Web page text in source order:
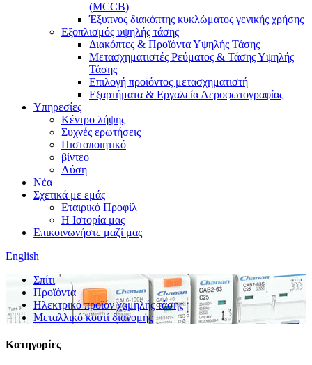
(MCCB)
Έξυπνος διακόπτης κυκλώματος γενικής χρήσης
Εξοπλισμός υψηλής τάσης
Διακόπτες & Προϊόντα Υψηλής Τάσης
Μετασχηματιστές Ρεύματος & Τάσης Υψηλής
Τάσης
Επιλογή προϊόντος μετασχηματιστή
Εξαρτήματα & Εργαλεία Αεροφωτογραφίας
Υπηρεσίες
Κέντρο λήψης
Συχνές ερωτήσεις
Πιστοποιητικό
βίντεο
Λύση
Νέα
Σχετικά με εμάς
Εταιρικό Προφίλ
Η Ιστορία μας
Επικοινωνήστε μαζί μας
English
Σπίτι
Προϊόντα
Ηλεκτρικό προϊόν χαμηλής τάσης
Μεταλλικό κουτί διανομής
Κατηγορίες